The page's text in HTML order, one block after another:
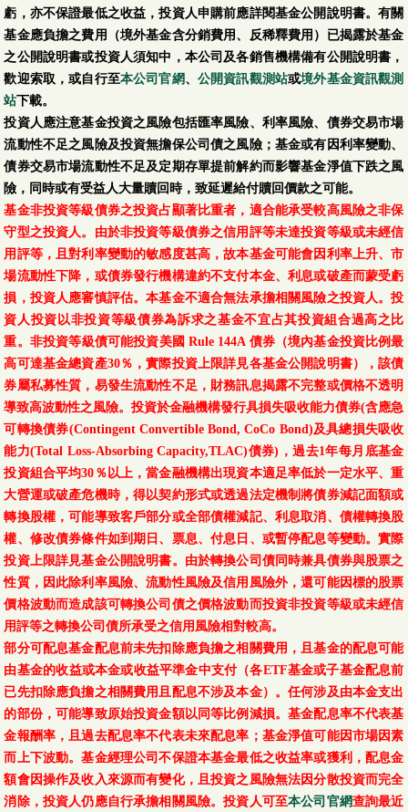
虧，亦不保證最低之收益，投資人申購前應詳閱基金公開說明書。有關
基金應負擔之費用（境外基金含分銷費用、反稀釋費用）已揭露於基金
之公開說明書或投資人須知中，本公司及各銷售機構備有公開說明書，
歡迎索取，或自行至本公司官網、 公開資訊觀測站或境外基金資訊觀測
站下載。
投資人應注意基金投資之風險包括匯率風險、利率風險、債券交易市場
流動性不足之風險及投資無擔保公司債之風險；基金或有因利率變動、
債券交易市場流動性不足及定期存單提前解約而影響基金淨值下跌之風
險，同時或有受益人大量贖回時，致延遲給付贖回價款之可能。
基金非投資等級債券之投資占顯著比重者，適合能承受較高風險之非保
守型之投資人。由於非投資等級債券之信用評等未達投資等級或未經信
用評等，且對利率變動的敏感度甚高，故本基金可能會因利率上升、市
場流動性下降，或債券發行機構違約不支付本金、利息或破產而蒙受虧
損，投資人應審慎評估。本基金不適合無法承擔相關風險之投資人。投
資人投資以非投資等級債券為訴求之基金不宜占其投資組合過高之比
重。非投資等級債可能投資美國 Rule 144A 債券（境內基金投資比例最
高可達基金總資產30％，實際投資上限詳見各基金公開說明書），該債
券屬私募性質，易發生流動性不足，財務訊息揭露不完整或價格不透明
導致高波動性之風險。投資於金融機構發行具損失吸收能力債券(含應急
可轉換債券(Contingent Convertible Bond, CoCo Bond)及具總損失吸收
能力(Total Loss-Absorbing Capacity,TLAC)債券)，過去1年每月底基金
投資組合平均30％以上，當金融機構出現資本適足率低於一定水平、重
大營運或破產危機時，得以契約形式或透過法定機制將債券減記面額或
轉換股權，可能導致客戶部分或全部債權減記、利息取消、債權轉換股
權、修改債券條件如到期日、票息、付息日、或暫停配息等變動。實際
投資上限詳見基金公開說明書。由於轉換公司債同時兼具債券與股票之
性質，因此除利率風險、流動性風險及信用風險外，還可能因標的股票
價格波動而造成該可轉換公司債之價格波動而投資非投資等級或未經信
用評等之轉換公司債所承受之信用風險相對較高。
部分可配息基金配息前未先扣除應負擔之相關費用，且基金的配息可能
由基金的收益或本金或收益平準金中支付（各ETF基金或子基金配息前
已先扣除應負擔之相關費用且配息不涉及本金）。任何涉及由本金支出
的部份，可能導致原始投資金額以同等比例減損。基金配息率不代表基
金報酬率，且過去配息率不代表未來配息率；基金淨值可能因市場因素
而上下波動。基金經理公司不保證本基金最低之收益率或獲利，配息金
額會因操作及收入來源而有變化，且投資之風險無法因分散投資而完全
消除，投資人仍應自行承擔相關風險。投資人可至本公司官網查詢最近